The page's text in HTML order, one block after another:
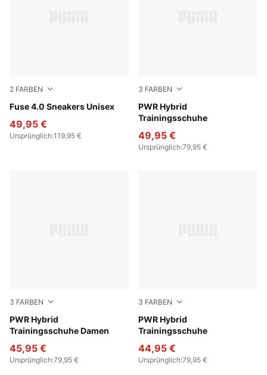
2 FARBEN
Fuse 4.0 Sneakers Unisex
PUMA Black-Cast Iron-Gum-PUMA White
49,95 €
Ursprünglich:119,95 €
3 FARBEN
PWR Hybrid
Trainingsschuhe
PUMA Black-Cool Dark
49,95 €
Ursprünglich:79,95 €
3 FARBEN
PWR Hybrid
Trainingsschuhe Damen
PUMA White-Fresh Water-Baltic Sea Blue
45,95 €
Ursprünglich:79,95 €
3 FARBEN
PWR Hybrid
Trainingsschuhe
Baltic Sea Blue-Lux Lime-
44,95 €
Ursprünglich:79,95 €